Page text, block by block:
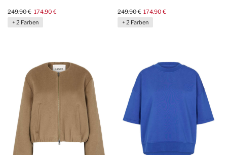
249.90 € 174.90 €
+ 2 Farben
249.90 € 174.90 €
+ 2 Farben